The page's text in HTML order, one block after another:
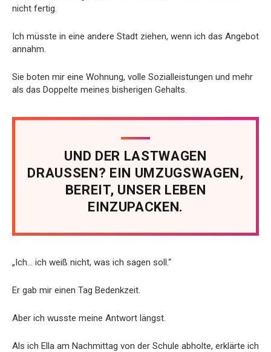
nicht fertig.
Ich müsste in eine andere Stadt ziehen, wenn ich das Angebot
annahm.
Sie boten mir eine Wohnung, volle Sozialleistungen und mehr
als das Doppelte meines bisherigen Gehalts.
UND DER LASTWAGEN
DRAUSSEN? EIN UMZUGSWAGEN,
BEREIT, UNSER LEBEN
EINZUPACKEN.
„Ich… ich weiß nicht, was ich sagen soll.“
Er gab mir einen Tag Bedenkzeit.
Aber ich wusste meine Antwort längst.
Als ich Ella am Nachmittag von der Schule abholte, erklärte ich